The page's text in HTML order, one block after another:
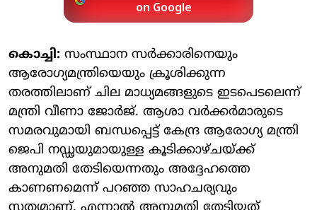
on Google
കൊച്ചി: സംസ്ഥാന സര്‍ക്കാരിനെയും
ആരോഗ്യമന്ത്രിയെയും ക്രൂശിക്കുന്ന
തരത്തിലാണ് ചില മാധ്യമങ്ങളുടെ ഇടപെടലെന്ന്
മന്ത്രി വീണാ ജോര്‍ജ്. ആശാ വർക്കർമാരുടെ
സമരവുമായി ബന്ധപ്പെട്ട് കേന്ദ്ര ആരോഗ്യ മന്ത്രി
ജെപി നഡ്ഢയുമായുള്ള കൂടിക്കാഴ്ചയ്ക്ക്
അനുമതി തേടിയെന്നതും അദ്ദേഹത്തെ
കാണണമെന്ന് പറഞ്ഞ സാഹചര്യവും